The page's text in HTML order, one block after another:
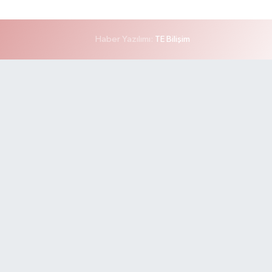
Haber Yazılımı: TE Bilişim